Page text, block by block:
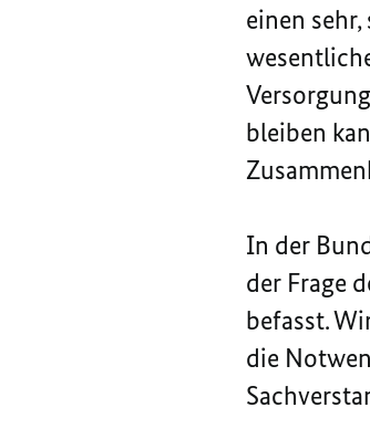
einen
bleiben
In der
der Frage
befasst.
die